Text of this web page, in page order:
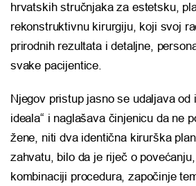
hrvatskih stručnjaka za estetsku,
rekonstruktivnu kirurgiju, koji svoj
prirodnih rezultata i detaljne,
svake pacijentice.
Njegov pristup jasno se udaljava od
ideala“ i naglašava činjenicu da ne
žene, niti dva identična kirurška
zahvatu, bilo da je riječ o
kombinaciji procedura, započinje